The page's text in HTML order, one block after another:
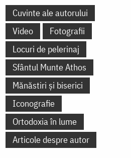
Cuvinte ale autorului
Video
Fotografii
Locuri de pelerinaj
Sfântul Munte Athos
Mănăstiri și biserici
Iconografie
Ortodoxia în lume
Articole despre autor